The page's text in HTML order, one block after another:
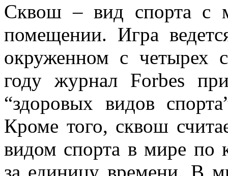
Сквош – вид спорта с
помещении. Игра
окруженном с четырех
году журнал Forbes
“здоровых видов
Кроме того, сквош
видом спорта в мире по